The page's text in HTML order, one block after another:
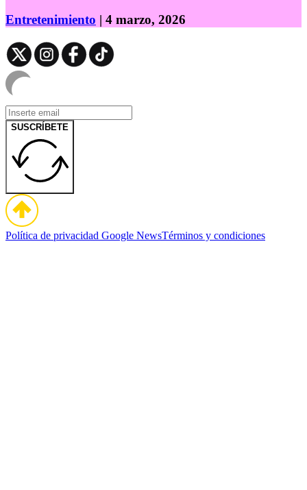
Entretenimiento | 4 marzo, 2026
SUSCRÍBETE
Política de privacidad Google NewsTérminos y condiciones